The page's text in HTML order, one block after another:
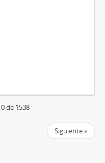
de 1538
Siguiente »